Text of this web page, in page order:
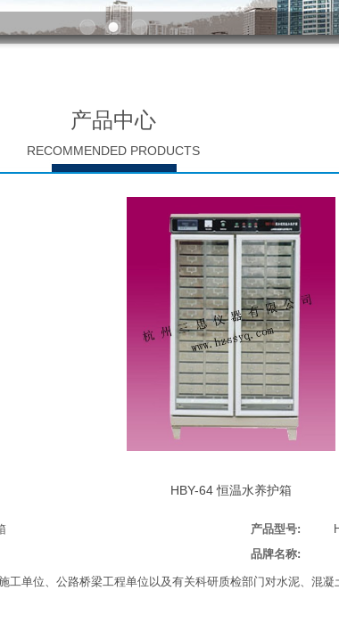
产品中心
RECOMMENDED PRODUCTS
HBY-64 恒温水养护箱
产品型号:
品牌名称:
工单位、公路桥梁工程单位以及有关科研质检部门对水泥、混